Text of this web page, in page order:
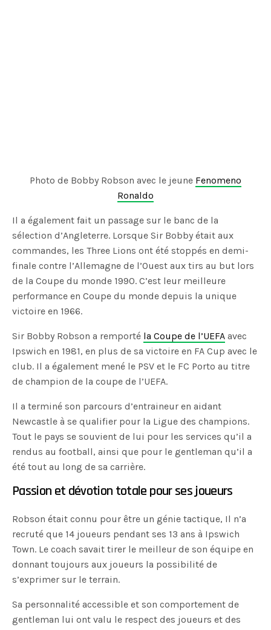
Photo de Bobby Robson avec le jeune Fenomeno
Ronaldo
Il a également fait un passage sur le banc de la
sélection d’Angleterre. Lorsque Sir Bobby était aux
commandes, les Three Lions ont été stoppés en demi-
finale contre l’Allemagne de l’Ouest aux tirs au but lors
de la Coupe du monde 1990. C’est leur meilleure
performance en Coupe du monde depuis la unique
victoire en 1966.
Sir Bobby Robson a remporté la Coupe de l’UEFA avec
Ipswich en 1981, en plus de sa victoire en FA Cup avec le
club. Il a également mené le PSV et le FC Porto au titre
de champion de la coupe de l’UEFA.
Il a terminé son parcours d’entraineur en aidant
Newcastle à se qualifier pour la Ligue des champions.
Tout le pays se souvient de lui pour les services qu’il a
rendus au football, ainsi que pour le gentleman qu’il a
été tout au long de sa carrière.
Passion et dévotion totale pour ses joueurs
Robson était connu pour être un génie tactique, Il n’a
recruté que 14 joueurs pendant ses 13 ans à Ipswich
Town. Le coach savait tirer le meilleur de son équipe en
donnant toujours aux joueurs la possibilité de
s’exprimer sur le terrain.
Sa personnalité accessible et son comportement de
gentleman lui ont valu le respect des joueurs et des